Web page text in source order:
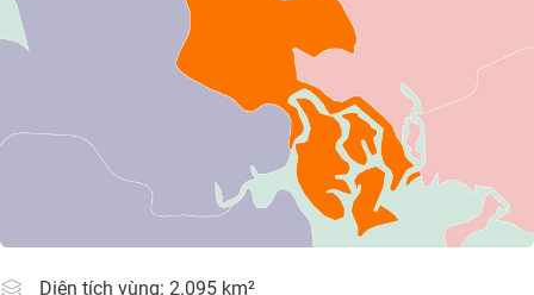
Media Du lịch
Media Thể thao
Diện tích vùng: 2.095 km²